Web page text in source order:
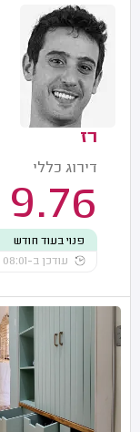
רז
דירוג כללי
9.76
פנוי בעוד חודש
עודכן ב-08:01